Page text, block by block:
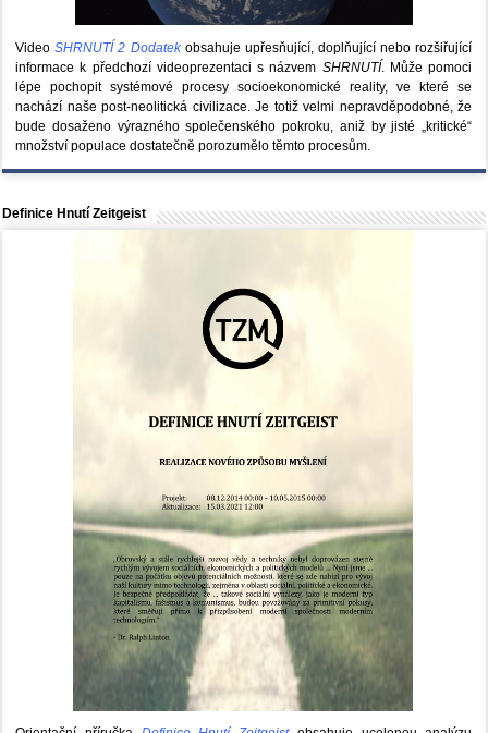
VideoSHRNUTÍ 2 Dodatekobsahuje upřesňující, doplňující nebo rozšiřující
informace k předchozí videoprezentaci s názvem SHRNUTÍ. Může pomoci
lépe pochopit systémové procesy socioekonomické reality, ve které se
nachází naše post-neolitická civilizace. Je totiž velmi nepravděpodobné, že
bude dosaženo výrazného společenského pokroku, aniž by jisté „kritické“
množství populace dostatečně porozumělo těmto procesům.
Definice Hnutí Zeitgeist